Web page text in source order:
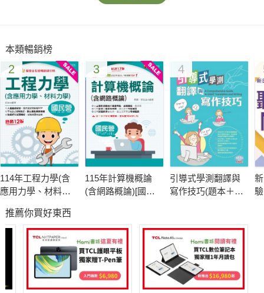
編排設計清楚 符合應試需要
明確提示解析 掌握關鍵得分
筆者以自身多年的實務和教學經驗，依最新公告學科試題編寫成
冊，除了提供讀者於修習「機器腳踏車修護」時應具備之知識
外，更可作為教學參考與準備檢定考試之用。
為使考生能以有系統、具效率的方式吸收，本書以讀者實際應試
的需要為其編輯方向，並採用體系化的方式，將相關考試資料作
一有系統性之整理，協助考生於最短時間內，達到學習成果最佳
其用字遣詞淺顯易懂，內容編排使用圖型輔助其章節精要，確切
掌握「機器腳踏車修護」裡每一單元之重點概念，其各章檢附之
試題更讓讀者得以觀摩歷年考試出題的方向，於應試時獲得最佳
效益、掌握關鍵的得分技巧！
本類暢銷榜
2
114年工程力學(含
應用力學、材料力
3
115年計算機概論
(含網路概論)[國民
4
引導式學測翻譯與
寫作技巧(題本＋解
推薦你買好東西